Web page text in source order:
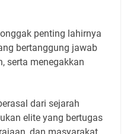
penting lahirnya
bertanggung jawab
serta menegakkan
dari sejarah
elite yang bertugas